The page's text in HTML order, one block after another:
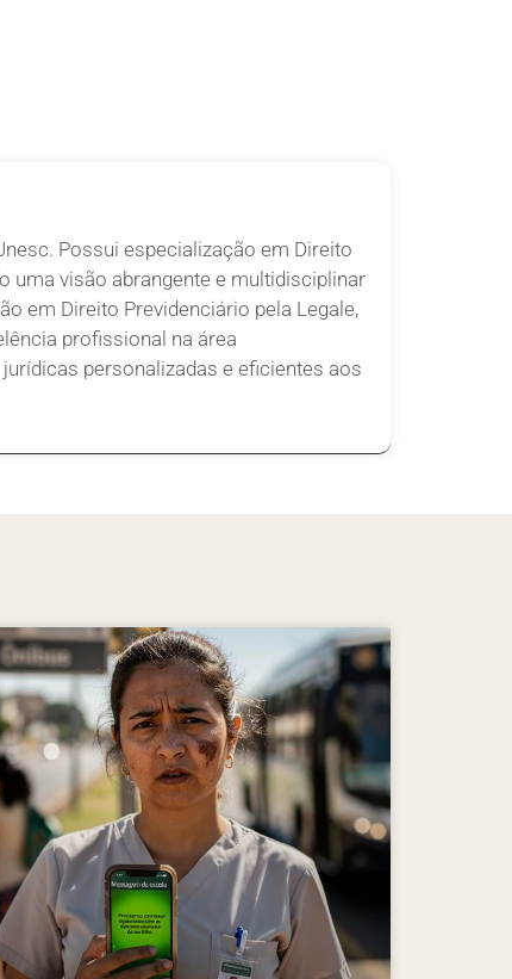
Possui especialização em Direito
uma visão abrangente e multidisciplinar
em Direito Previdenciário pela Legale,
profissional na área
personalizadas e eficientes aos